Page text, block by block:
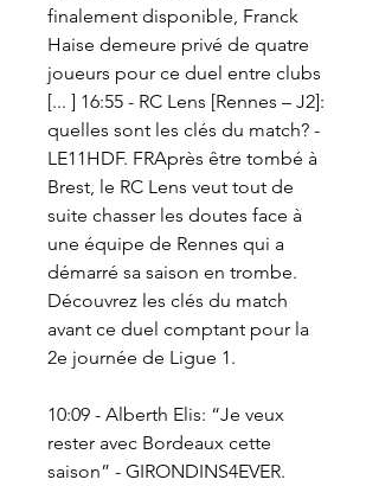
finalement disponible, Franck
Haise demeure privé de quatre
joueurs pour ce duel entre clubs
[... ] 16:55 - RC Lens [Rennes – J2]:
quelles sont les clés du match? -
LE11HDF. FRAprès être tombé à
Brest, le RC Lens veut tout de
suite chasser les doutes face à
une équipe de Rennes qui a
démarré sa saison en trombe.
Découvrez les clés du match
avant ce duel comptant pour la
2e journée de Ligue 1.
10:09 - Alberth Elis: “Je veux
rester avec Bordeaux cette
saison” - GIRONDINS4EVER.